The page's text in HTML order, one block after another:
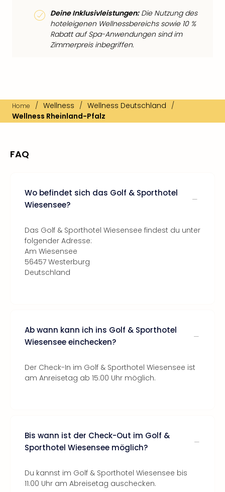
Deine Inklusivleistungen:Die Nutzung des
hoteleigenen Wellnessbereichs sowie 10 %
Rabatt auf Spa-Anwendungen sind im
Zimmerpreis inbegriffen.
Home / Wellness / Wellness Deutschland /
Wellness Rheinland-Pfalz
FAQ
Wo befindet sich das Golf & Sporthotel
Wiesensee?
Das Golf & Sporthotel Wiesensee findest du unter
folgender Adresse:
Am Wiesensee
56457 Westerburg
Deutschland
Ab wann kann ich ins Golf & Sporthotel
Wiesensee einchecken?
Der Check-In im Golf & Sporthotel Wiesensee ist
am Anreisetag ab 15:00 Uhr möglich.
Bis wann ist der Check-Out im Golf &
Sporthotel Wiesensee möglich?
Du kannst im Golf & Sporthotel Wiesensee bis
11:00 Uhr am Abreisetag auschecken.